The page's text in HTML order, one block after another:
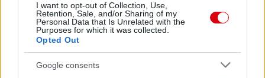
I want to opt-out of Collection, Use,
Retention, Sale, and/or Sharing of my
Personal Data that Is Unrelated with the
Purposes for which it was collected.
Opted Out
Google consents
Meccs Center